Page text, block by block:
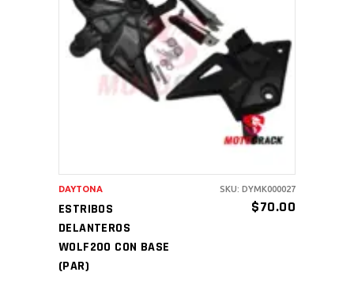
AÑADIR AL CARRITO
ESTRIBOS
DELANTEROS
WOLF200 CON BASE
(PAR)
$70.00
DAYTONA SKU: DYMK000027